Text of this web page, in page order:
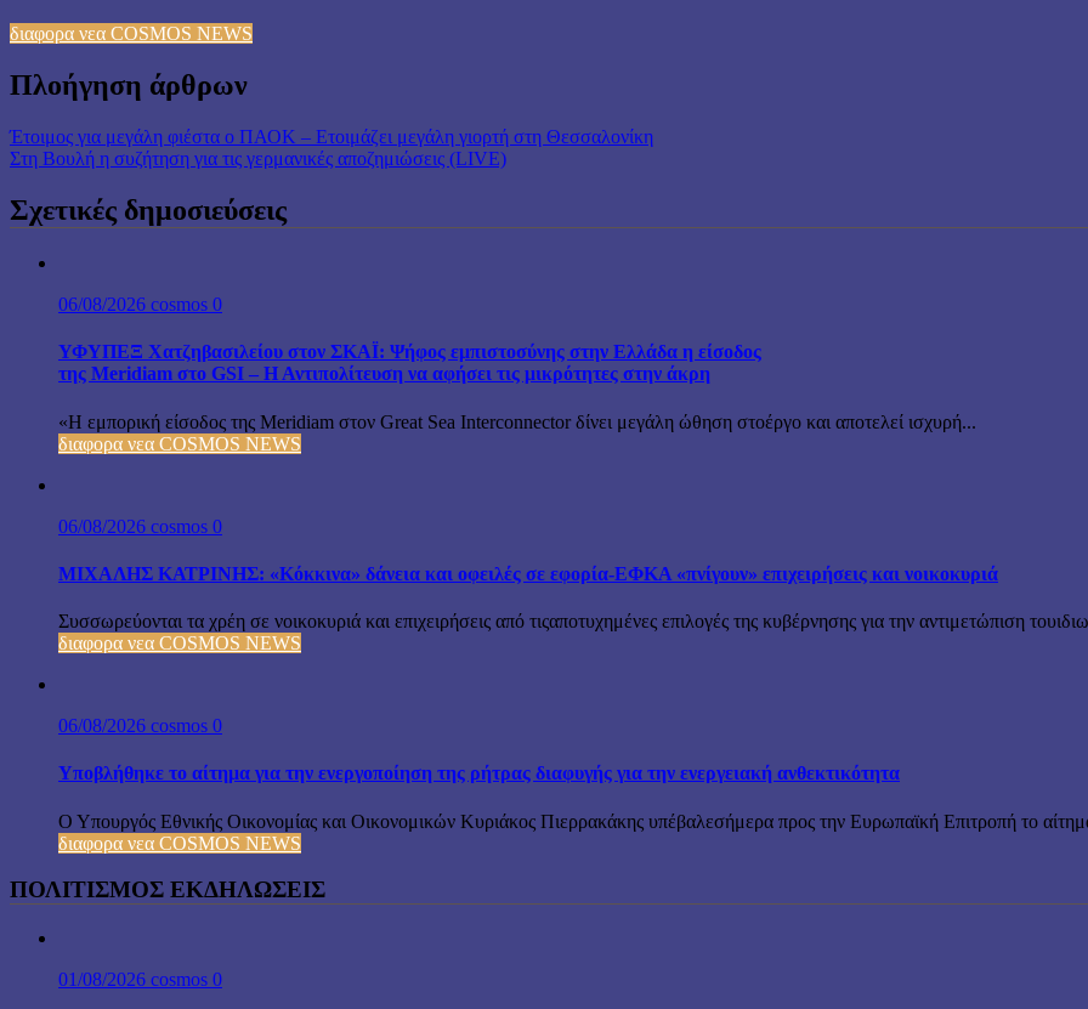
διαφορα νεα COSMOS NEWS
Πλοήγηση άρθρων
Έτοιμος για μεγάλη φιέστα ο ΠΑΟΚ – Ετοιμάζει μεγάλη γιορτή στη Θεσσαλονίκη
Στη Βουλή η συζήτηση για τις γερμανικές αποζημιώσεις (LIVE)
Σχετικές δημοσιεύσεις
06/08/2026 cosmos 0
ΥΦΥΠΕΞ Χατζηβασιλείου στον ΣΚΑΪ: Ψήφος εμπιστοσύνης στην Ελλάδα η είσοδος
της Meridiam στο GSI – Η Αντιπολίτευση να αφήσει τις μικρότητες στην άκρη
«Η εμπορική είσοδος της Meridiam στον Great Sea Interconnector δίνει μεγάλη ώθηση στοέργο και αποτελεί ισχυρή...
διαφορα νεα COSMOS NEWS
06/08/2026 cosmos 0
ΜΙΧΑΛΗΣ ΚΑΤΡΙΝΗΣ: «Κόκκινα» δάνεια και οφειλές σε εφορία-ΕΦΚΑ «πνίγουν» επιχειρήσεις και νοικοκυριά
Συσσωρεύονται τα χρέη σε νοικοκυριά και επιχειρήσεις από τιςαποτυχημένες επιλογές της κυβέρνησης για την αντιμετώπιση
διαφορα νεα COSMOS NEWS
06/08/2026 cosmos 0
Υποβλήθηκε το αίτημα για την ενεργοποίηση της ρήτρας διαφυγής για την ενεργειακή ανθεκτικότητα
Ο Υπουργός Εθνικής Οικονομίας και Οικονομικών Κυριάκος Πιερρακάκης υπέβαλεσήμερα προς την Ευρωπαϊκή Επιτροπή το
διαφορα νεα COSMOS NEWS
ΠΟΛΙΤΙΣΜΟΣ ΕΚΔΗΛΩΣΕΙΣ
01/08/2026 cosmos 0